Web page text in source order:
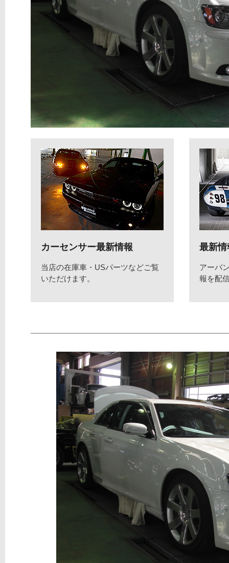
カーセンサー最新情報
当店の在庫車・USパーツなどご覧
いただけます。
最新情
アーバ
報を配